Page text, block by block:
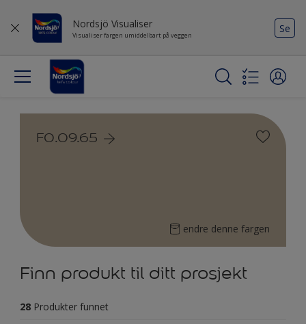
Nordsjö Visualiser
Visualiser fargen umiddelbart på veggen
Se
F0.09.65
endre denne fargen
Finn produkt til ditt prosjekt
28 Produkter funnet